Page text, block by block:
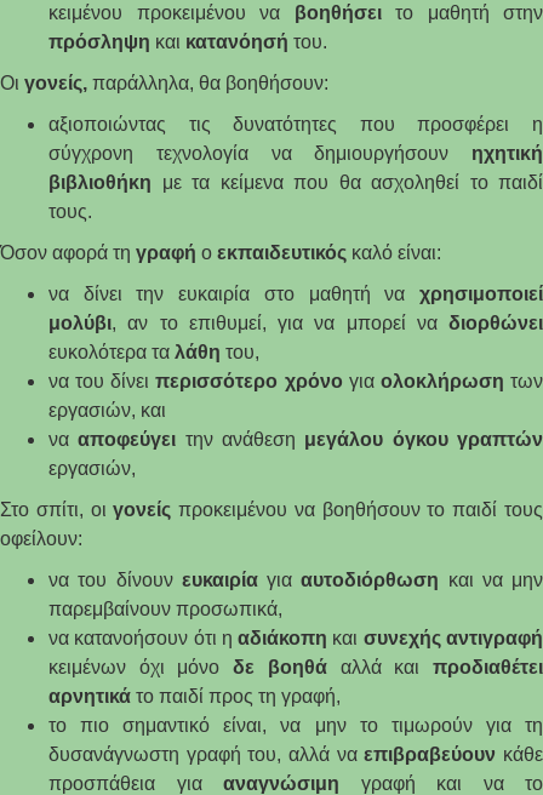
κειμένου προκειμένου να βοηθήσειτο μαθητή στην
πρόσληψη και κατανόησή του.
Οι γονείς, παράλληλα, θα βοηθήσουν:
αξιοποιώντας τις δυνατότητες που προσφέρει η
σύγχρονη τεχνολογία να δημιουργήσουν ηχητική
βιβλιοθήκη με τα κείμενα που θα ασχοληθεί το παιδί
τους.
Όσον αφορά τη γραφή ο εκπαιδευτικός καλό είναι:
να δίνει την ευκαιρία στο μαθητή να χρησιμοποιεί
μολύβι, αν το επιθυμεί, για να μπορεί να διορθώνει
ευκολότερα τα λάθη του,
να του δίνειπερισσότερο χρόνο για ολοκλήρωση των
εργασιών, και
νααποφεύγει την ανάθεση μεγάλου όγκου γραπτών
εργασιών,
Στο σπίτι, οιγονείς προκειμένου να βοηθήσουν το παιδί τους
οφείλουν:
να του δίνουν ευκαιρίαγιααυτοδιόρθωση και να μην
παρεμβαίνουν προσωπικά,
να κατανοήσουν ότι ηαδιάκοπη και συνεχής αντιγραφή
κειμένων όχι μόνοδε βοηθάαλλά καιπροδιαθέτει
αρνητικά το παιδί προς τη γραφή,
το πιο σημαντικό είναι, να μην το τιμωρούν για τη
δυσανάγνωστη γραφή του, αλλά ναεπιβραβεύουν κάθε
προσπάθεια για αναγνώσιμη γραφή και να το